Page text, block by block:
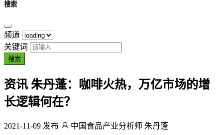
搜索
频道
关键词
搜索
资讯朱丹蓬：咖啡火热，万亿市场的增
长逻辑何在？
2021-11-09 发布 中国食品产业分析师 朱丹蓬